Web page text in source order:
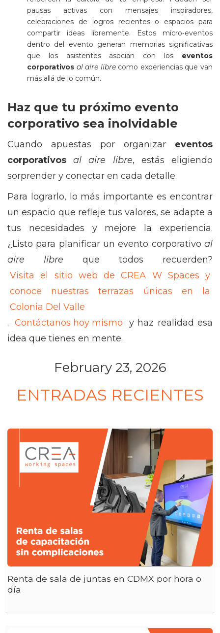
pausas activas con mensajes inspiradores,
celebraciones de logros recientes o espacios para
compartir ideas libremente. Estos micro‑eventos
dentro del evento generan memorias significativas
que los asistentes asocian con los eventos
corporativos al aire librecomo experiencias que van
más allá de lo común.
Haz que tu próximo evento
corporativo sea inolvidable
Cuando apuestas por organizar eventos
corporativos
al aire libre, estás eligiendo
sorprender y conectar en cada detalle.
Para lograrlo, lo más importante es encontrar
un espacio que refleje tus valores, se adapte a
tus necesidades y mejore la experiencia.
¿Listo para planificar un evento corporativo al
aire libre que todos recuerden?
Visita el sitio web de CREA W Spaces y
conoce nuestras terrazas únicas en la
Colonia Del Valle
.
Contáctanos hoy mismo
y haz realidad esa
idea que tienes en mente.
February 23, 2026
ENTRADAS RECIENTES
Renta de sala de juntas en CDMX por hora o
día